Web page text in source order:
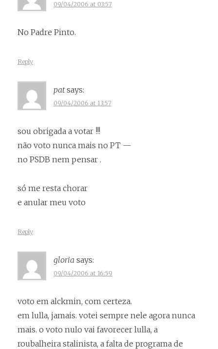
09/04/2006 at 03:57
No Padre Pinto.
Reply
pat says:
09/04/2006 at 13:57
sou obrigada a votar !!!
não voto nunca mais no PT —
no PSDB nem pensar .
só me resta chorar
e anular meu voto
Reply
gloria says:
09/04/2006 at 16:59
voto em alckmin, com certeza.
em lulla, jamais. votei sempre nele agora nunca
mais. o voto nulo vai favorecer lulla, a
roubalheira stalinista, a falta de programa de